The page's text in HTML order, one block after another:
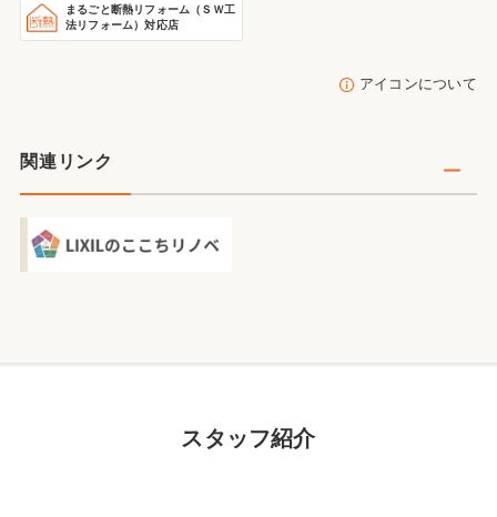
まるごと断熱リフォーム
（ＳＷ工
法リフォーム）対応店
アイコンについて
関連リンク
スタッフ紹介